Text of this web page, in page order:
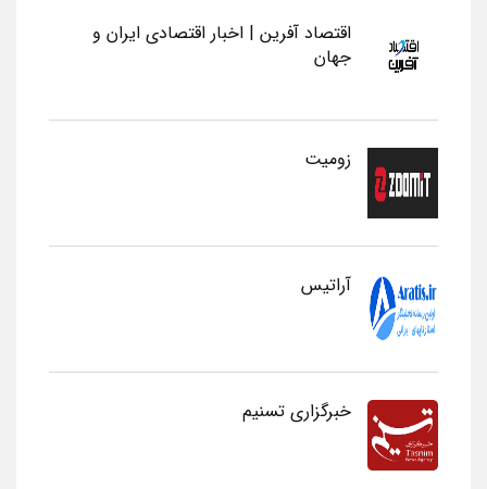
اقتصاد آفرین | اخبار اقتصادی ایران و
جهان
زومیت
آراتیس
خبرگزاری تسنیم